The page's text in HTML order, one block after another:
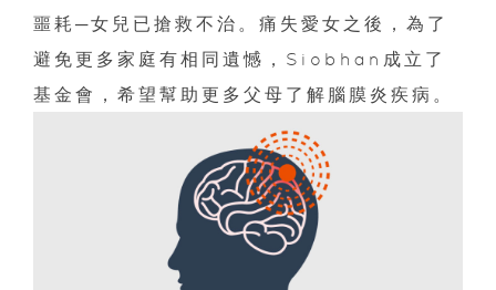
噩耗─女兒已搶救不治。痛失愛女之後，為了
避免更多家庭有相同遺憾，Siobhan成立了
基金會，希望幫助更多父母了解腦膜炎疾病。